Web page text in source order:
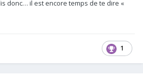
donc… il est encore temps de te dire «
1